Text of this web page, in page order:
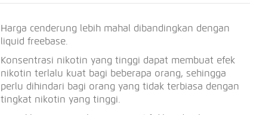
Harga cenderung lebih mahal dibandingkan dengan
liquid freebase.
Konsentrasi nikotin yang tinggi dapat membuat efek
nikotin terlalu kuat bagi beberapa orang, sehingga
perlu dihindari bagi orang yang tidak terbiasa dengan
tingkat nikotin yang tinggi.